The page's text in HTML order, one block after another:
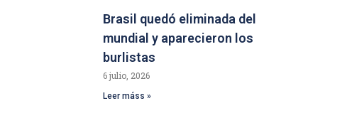
Brasil quedó eliminada del
mundial y aparecieron los
burlistas
6 julio, 2026
Leer máss »